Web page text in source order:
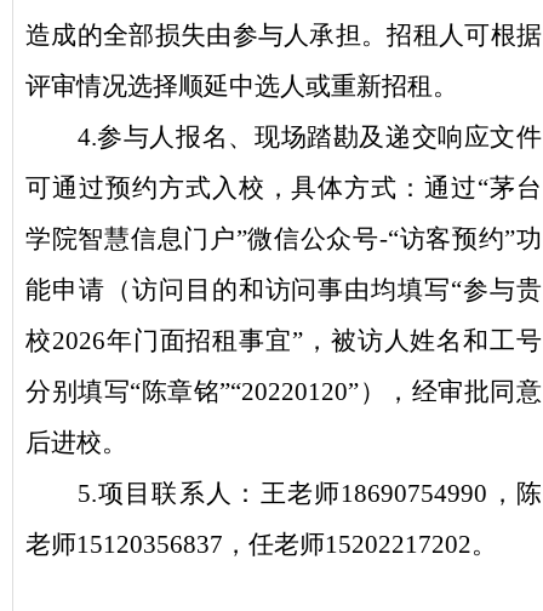
造成的全部损失由参与人承担。招租人可根据
评审情况选择顺延中选人或重新招租。
4.参与人报名、现场踏勘及递交响应文件
可通过预约方式入校，具体方式：通过“茅台
学院智慧信息门户”微信公众号-“访客预约”功
能申请 （访问目的和访问事由均填写“参与贵
校2026年门面招租事宜”，被访人姓名和工号
分别填写“陈章铭”“20220120”），经审批同意
后进校。
5.项目联系人：王老师18690754990，陈
老师15120356837，任老师15202217202。